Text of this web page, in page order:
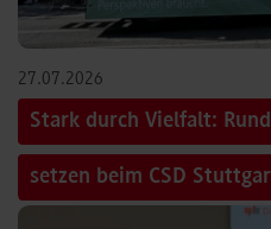
27.07.2026
Stark durch Vielfalt:
setzen beim CSD